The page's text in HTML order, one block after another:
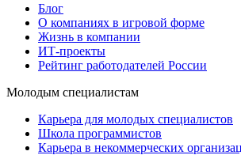
Блог
О компаниях в игровой форме
Жизнь в компании
ИТ-проекты
Рейтинг работодателей России
Молодым специалистам
Карьера для молодых специалистов
Школа программистов
Карьера в некоммерческих